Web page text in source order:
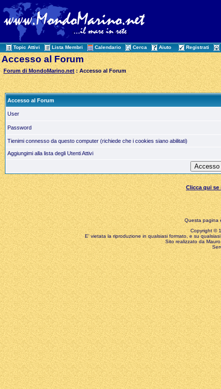
Topic Attivi Lista Membri Calendario Cerca Aiuto Registrati
Accesso al Forum
Forum di MondoMarino.net : Accesso al Forum
Accesso al Forum
User
Password
Tienimi connesso da questo computer (richiede che i cookies siano abilitati)
Aggiungimi alla lista degli Utenti Attivi
Clicca qui se
Questa pagina
Copyright ©
E' vietata la riproduzione in qualsiasi formato, e su
Sito realizzato da